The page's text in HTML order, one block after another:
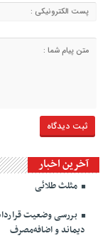
آخرین اخبار
مثلث طلائی
بررسی وضعیت
دیماند و اضافه‌مصرف